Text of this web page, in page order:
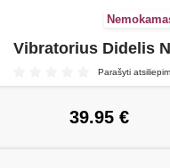
Vibratorius Didelis
Parašyti
39.95 €